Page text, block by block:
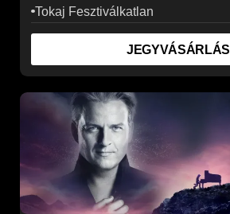
SZŰRÉS
Tokaj Fesztiválkatlan
JEGYVÁSÁRLÁS